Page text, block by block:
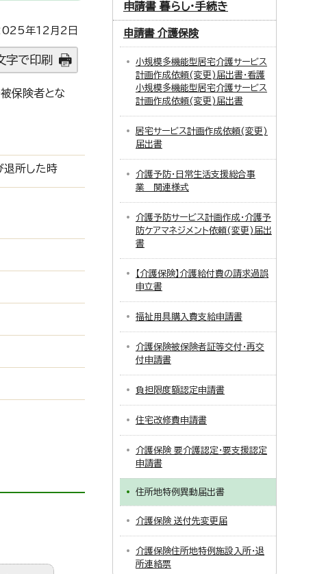
年12月2日
字で印刷
保険者とな
退所した時
申請書 暮らし・手続き
申請書 介護保険
小規模多機能型居宅介護サービス
計画作成依頼(変更)届出書・看護
小規模多機能型居宅介護サービス
計画作成依頼(変更)届出書
居宅サービス計画作成依頼(変更)
届出書
介護予防・日常生活支援総合事
業 関連様式
介護予防サービス計画作成・介護予
防ケアマネジメント依頼(変更)届出
書
【介護保険】介護給付費の請求過誤
申立書
福祉用具購入費支給申請書
介護保険被保険者証等交付・再交
付申請書
負担限度額認定申請書
住宅改修費申請書
介護保険 要介護認定・要支援認定
申請書
住所地特例異動届出書
介護保険 送付先変更届
介護保険住所地特例施設入所・退
所連絡票